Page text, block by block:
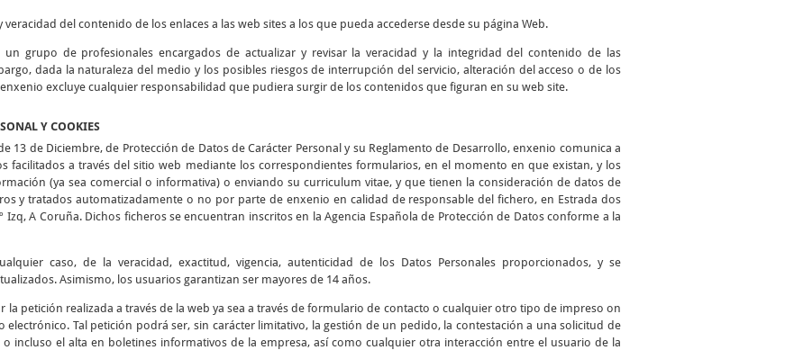
del contenido de los enlaces a las web sites a los que pueda accederse desde su página Web.
grupo de profesionales encargados de actualizar y revisar la veracidad y la integridad del contenido de las
dada la naturaleza del medio y los posibles riesgos de interrupción del servicio, alteración del acceso o de los
excluye cualquier responsabilidad que pudiera surgir de los contenidos que figuran en su web site.
Y COOKIES
13 de Diciembre, de Protección de Datos de Carácter Personal y su Reglamento de Desarrollo, enxenio comunica a
facilitados a través del sitio web mediante los correspondientes formularios, en el momento en que existan, y los
(ya sea comercial o informativa) o enviando su curriculum vitae, y que tienen la consideración de datos de
y tratados automatizadamente o no por parte de enxenio en calidad de responsable del fichero, en Estrada dos
Izq, A Coruña. Dichos ficheros se encuentran inscritos en la Agencia Española de Protección de Datos conforme a la
caso, de la veracidad, exactitud, vigencia, autenticidad de los Datos Personales proporcionados, y se
Asimismo, los usuarios garantizan ser mayores de 14 años.
la petición realizada a través de la web ya sea a través de formulario de contacto o cualquier otro tipo de impreso on
electrónico. Tal petición podrá ser, sin carácter limitativo, la gestión de un pedido, la contestación a una solicitud de
incluso el alta en boletines informativos de la empresa, así como cualquier otra interacción entre el usuario de la